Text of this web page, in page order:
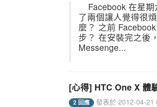
Facebook 在星期
了兩個讓人覺得很
麼？ 之前
步？ 在安裝完之後
Messenge...
[心得] HTC One X 體
2 回應 發表於 2012-04-21